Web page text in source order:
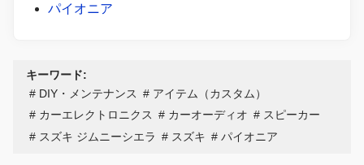
パイオニア
キーワード:
DIY・メンテナンス
アイテム（カスタム）
カーエレクトロニクス
カーオーディオ
スピーカー
スズキ ジムニーシエラ
スズキ パイオニア